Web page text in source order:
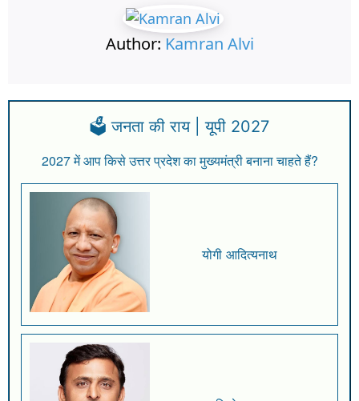
Author: Kamran Alvi
🗳️ जनता की राय | यूपी 2027
2027 में आप किसे उत्तर प्रदेश का मुख्यमंत्री बनाना चाहते हैं?
योगी आदित्यनाथ